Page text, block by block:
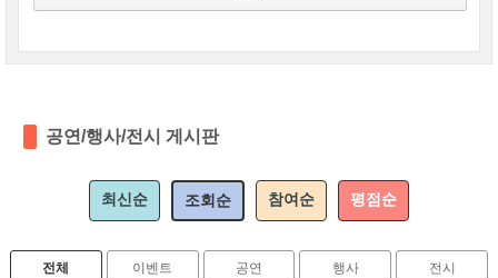
공연/행사/전시 게시판
최신순 조회순 참여순 평점순
전체 이벤트 공연 행사 전시